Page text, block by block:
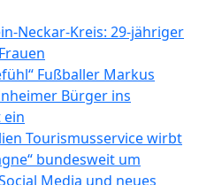
Neckar-Kreis: 29-jähriger
Fußballer Markus
Bürger ins
ein
Tourismusservice wirbt
bundesweit um
Media und neues